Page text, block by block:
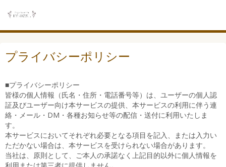
プライバシーポリシー
■プライバシーポリシー
皆様の個人情報（氏名・住所・電話番号等）は、ユーザーの個人認
証及びユーザー向け本サービスの提供、本サービスの利用に伴う連
絡・メール・DM・各種お知らせ等の配信・送付に利用いたしま
す。
本サービスにおいてそれぞれ必要となる項目を記入、または入力い
ただかない場合は、本サービスを受けられない場合があります。
当社は、原則として、ご本人の承諾なく上記目的以外に個人情報を